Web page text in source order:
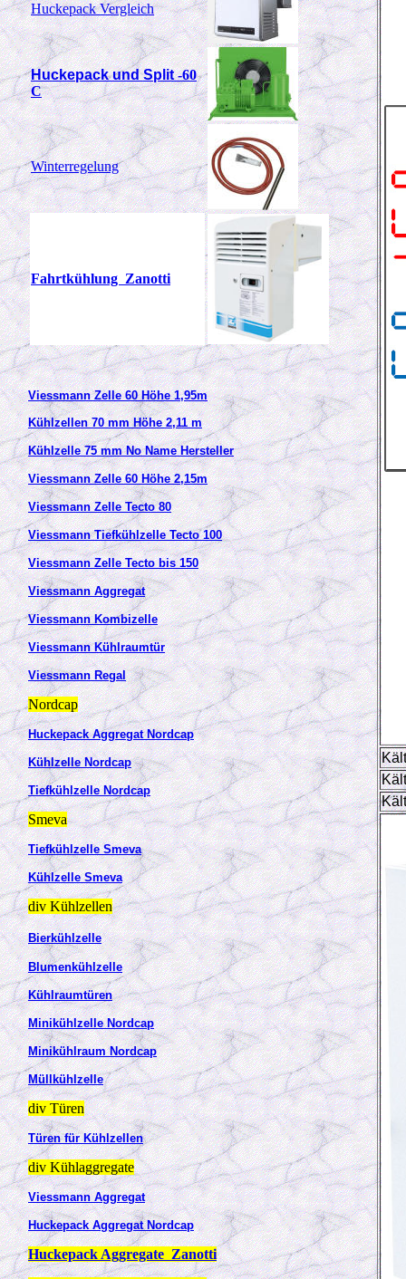
Huckepack Vergleich
Huckepack und Split-60
C
Winterregelung
Fahrtkühlung Zanotti
Viessmann Zelle 60 Höhe 1,95m
Kühlzellen 70 mm Höhe 2,11 m
Kühlzelle 75 mm No Name Hersteller
Viessmann Zelle 60 Höhe 2,15m
Viessmann Zelle Tecto 80
Viessmann Tiefkühlzelle Tecto 100
Viessmann Zelle Tecto bis 150
Viessmann Aggregat
Viessmann Kombizelle
Viessmann Kühlraumtür
Viessmann Regal
Nordcap
Huckepack Aggregat Nordcap
Kühlzelle Nordcap
Tiefkühlzelle Nordcap
Smeva
Tiefkühlzelle Smeva
Kühlzelle Smeva
div Kühlzellen
Bierkühlzelle
Blumenkühlzelle
Kühlraumtüren
Minikühlzelle Nordcap
Minikühlraum Nordcap
Müllkühlzelle
div Türen
Türen für Kühlzellen
div Kühlaggregate
Viessmann Aggregat
Huckepack Aggregat Nordcap
Huckepack Aggregate Zanotti